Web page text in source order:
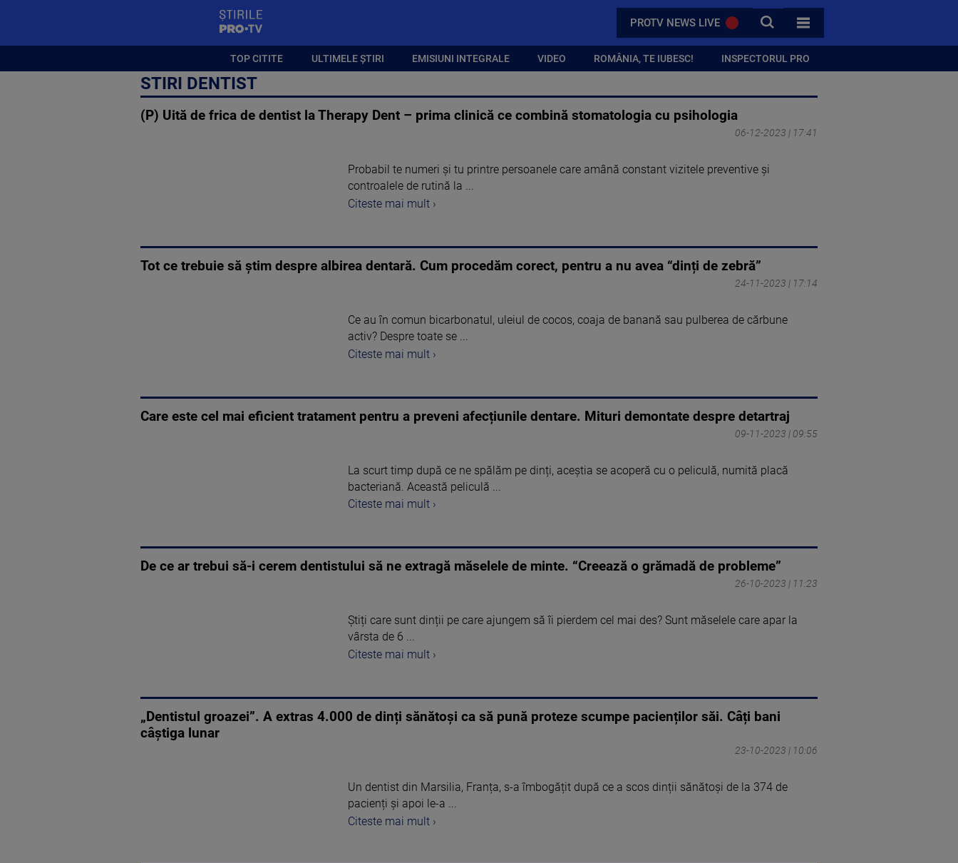
PROTV NEWS LIVE CAUTA
TOATE CATEGORIILE
TOP CITITE ULTIMELE ȘTIRI EMISIUNI INTEGRALE VIDEO ROMÂNIA, TE IUBESC! INSPECTORUL PRO
STIRI DENTIST
(P) Uită de frica de dentist la Therapy Dent – prima clinică ce combină stomatologia cu psihologia
06-12-2023 | 17:41
Probabil te numeri și tu printre persoanele care amână constant vizitele preventive și
controalele de rutină la ...
Citeste mai mult ›
Tot ce trebuie să știm despre albirea dentară. Cum procedăm corect, pentru a nu avea “dinți de zebră”
24-11-2023 | 17:14
Ce au în comun bicarbonatul, uleiul de cocos, coaja de banană sau pulberea de cărbune
activ? Despre toate se ...
Citeste mai mult ›
Care este cel mai eficient tratament pentru a preveni afecțiunile dentare. Mituri demontate despre detartraj
09-11-2023 | 09:55
La scurt timp după ce ne spălăm pe dinți, aceștia se acoperă cu o peliculă, numită placă
bacteriană. Această peliculă ...
Citeste mai mult ›
De ce ar trebui să-i cerem dentistului să ne extragă măselele de minte. “Creează o grămadă de probleme”
26-10-2023 | 11:23
Știți care sunt dinții pe care ajungem să îi pierdem cel mai des? Sunt măselele care apar la
vârsta de 6 ...
Citeste mai mult ›
„Dentistul groazei”. A extras 4.000 de dinți sănătoși ca să pună proteze scumpe pacienților săi. Câți bani
câștiga lunar
23-10-2023 | 10:06
Un dentist din Marsilia, Franța, s-a îmbogățit după ce a scos dinții sănătoși de la 374 de
pacienți și apoi le-a ...
Citeste mai mult ›